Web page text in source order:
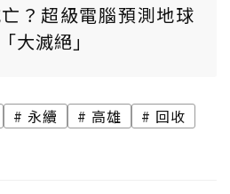
？超級電腦預測地球
大滅絕」
永續 高雄
回收